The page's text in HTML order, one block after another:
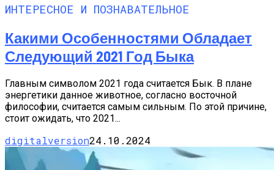
ИНТЕРЕСНОЕ И ПОЗНАВАТЕЛЬНОЕ
Какими Особенностями Обладает
Следующий 2021 Год Быка
Главным символом 2021 года считается Бык. В плане
энергетики данное животное, согласно восточной
философии, считается самым сильным. По этой причине,
стоит ожидать, что 2021...
digitalversion24.10.2024